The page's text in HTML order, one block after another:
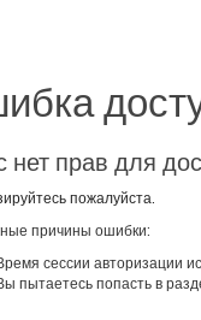
нет прав для
пожалуйста.
причины ошибки:
сессии авторизации
пытаетесь попасть в